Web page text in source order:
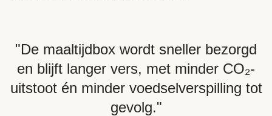
"De maaltijdbox wordt sneller bezorgd
en blijft langer vers, met minder CO₂-
uitstoot én minder voedselverspilling tot
gevolg."